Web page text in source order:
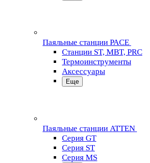
Паяльные станции PACE
Станции ST, MBT, PRC
Термоинструменты
Аксессуары
Еще
Паяльные станции ATTEN
Серия GT
Серия ST
Серия MS